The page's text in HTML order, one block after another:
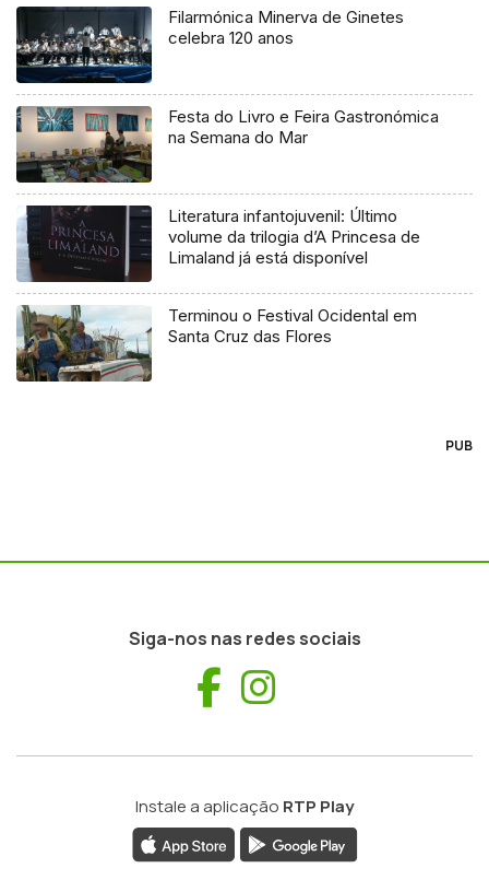
Filarmónica Minerva de Ginetes
celebra 120 anos
Festa do Livro e Feira Gastronómica
na Semana do Mar
Literatura infantojuvenil: Último
volume da trilogia d’A Princesa de
Limaland já está disponível
Terminou o Festival Ocidental em
Santa Cruz das Flores
PUB
Siga-nos nas redes sociais
Facebook
Instale a aplicação RTP Play